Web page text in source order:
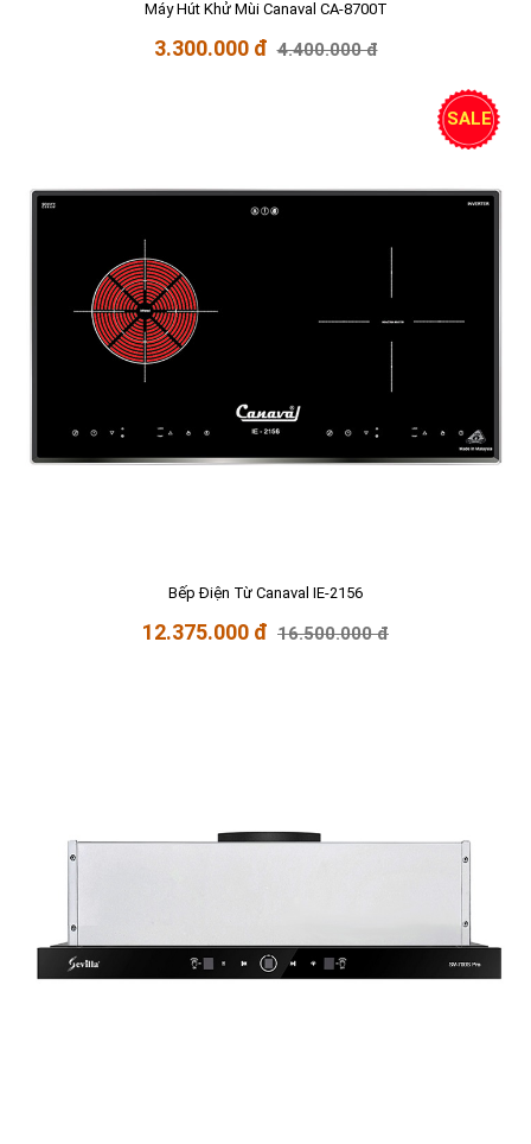
Máy Hút Khử Mùi Canaval CA-8700T
3.300.000 đ 4.400.000 đ
SALE
Bếp Điện Từ Canaval IE-2156
12.375.000 đ 16.500.000 đ